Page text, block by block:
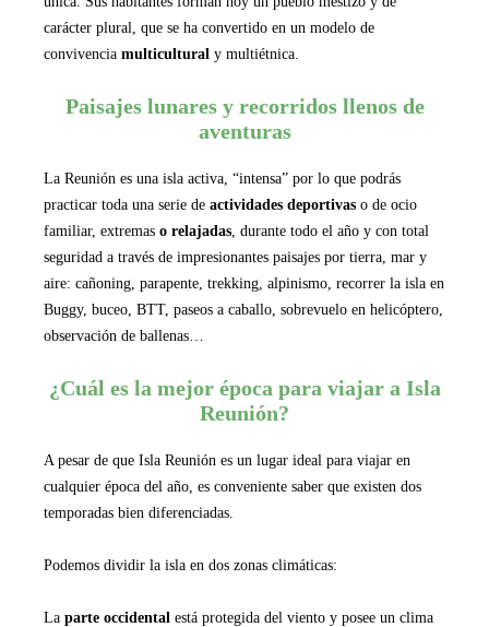
carácter plural, que se ha convertido en un modelo de
convivencia multicultural y multiétnica.
Paisajes lunares y recorridos llenos de
aventuras
La Reunión es una isla activa, “intensa” por lo que podrás
practicar toda una serie de actividades deportivas o de ocio
familiar, extremas o relajadas , durante todo el año y con total
seguridad a través de impresionantes paisajes por tierra, mar y
aire: cañoning, parapente, trekking, alpinismo, recorrer la isla en
Buggy, buceo, BTT, paseos a caballo, sobrevuelo en helicóptero,
observación de ballenas…
¿Cuál es la mejor época para viajar a Isla
Reunión?
A pesar de que Isla Reunión es un lugar ideal para viajar en
cualquier época del año, es conveniente saber que existen dos
temporadas bien diferenciadas.
Podemos dividir la isla en dos zonas climáticas:
La parte occidental está protegida del viento y posee un clima